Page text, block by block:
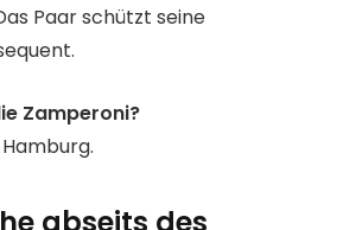
Paar schützt seine
Zamperoni?